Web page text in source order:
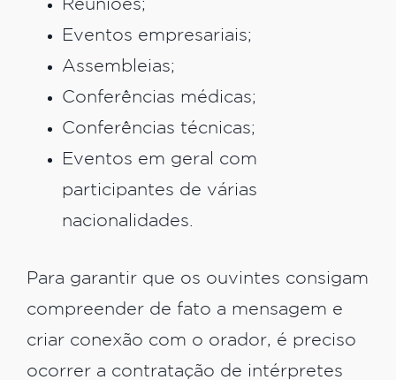
Reuniões;
Eventos empresariais;
Assembleias;
Conferências médicas;
Conferências técnicas;
Eventos em geral com
participantes de várias
nacionalidades.
Para garantir que os ouvintes consigam
compreender de fato a mensagem e
criar conexão com o orador, é preciso
ocorrer a contratação de intérpretes